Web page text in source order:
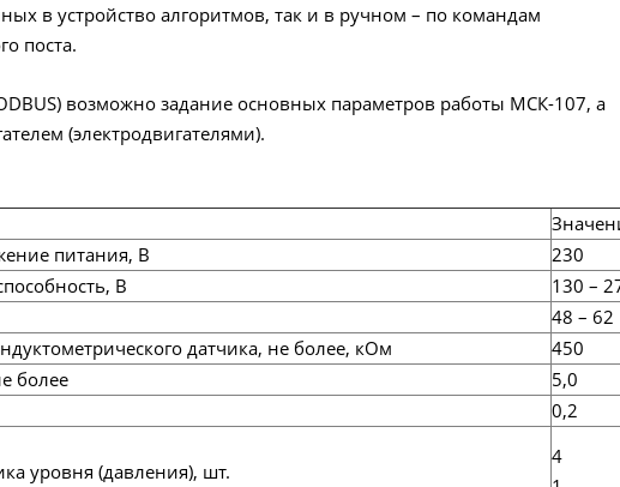
в устройство алгоритмов, так и в ручном – по командам
поста.
возможно задание основных параметров работы МСК-107, а
(электродвигателями).
питания, В
230
В
130 –
48 – 62
датчика, не более, кОм
450
более
5,0
0,2
уровня (давления), шт.
4